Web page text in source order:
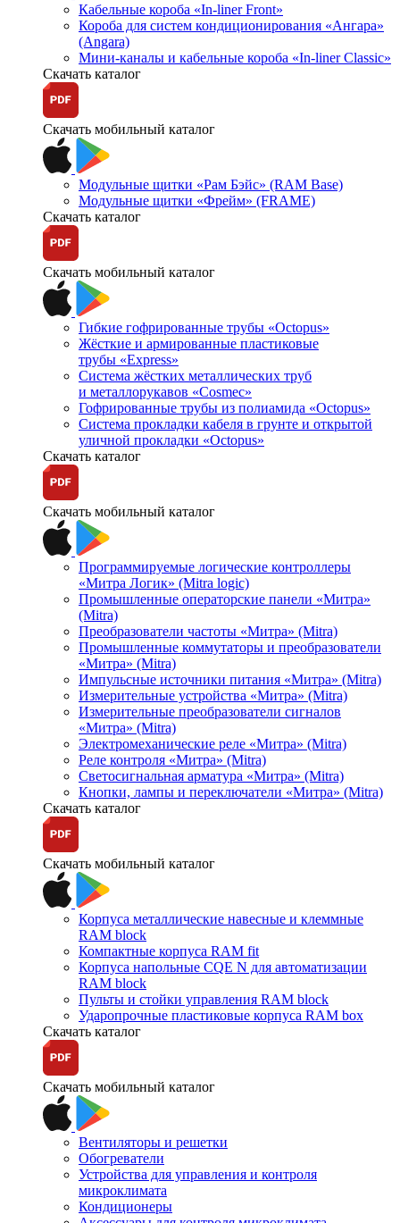
Кабельные короба «In-liner Front»
Короба для систем кондиционирования «Ангара»
(Angara)
Мини-каналы и кабельные короба «In-liner Classic»
Скачать каталог
Скачать мобильный каталог
Модульные щитки «Рам Бэйс» (RAM Base)
Модульные щитки «Фрейм» (FRAME)
Скачать каталог
Скачать мобильный каталог
Гибкие гофрированные трубы «Octopus»
Жёсткие и армированные пластиковые
трубы «Express»
Система жёстких металлических труб
и металлорукавов «Cosmec»
Гофрированные трубы из полиамида «Octopus»
Система прокладки кабеля в грунте и открытой
уличной прокладки «Octopus»
Скачать каталог
Скачать мобильный каталог
Программируемые логические контроллеры
«Митра Логик» (Mitra logic)
Промышленные операторские панели «Митра»
(Mitra)
Преобразователи частоты «Митра» (Mitra)
Промышленные коммутаторы и преобразователи
«Митра» (Mitra)
Импульсные источники питания «Митра» (Mitra)
Измерительные устройства «Митра» (Mitra)
Измерительные преобразователи сигналов
«Митра» (Mitra)
Электромеханические реле «Митра» (Mitra)
Реле контроля «Митра» (Mitra)
Светосигнальная арматура «Митра» (Mitra)
Кнопки, лампы и переключатели «Митра» (Mitra)
Скачать каталог
Скачать мобильный каталог
Корпуса металлические навесные и клеммные
RAM block
Компактные корпуса RAM fit
Корпуса напольные CQE N для автоматизации
RAM block
Пульты и стойки управления RAM block
Ударопрочные пластиковые корпуса RAM box
Скачать каталог
Скачать мобильный каталог
Вентиляторы и решетки
Обогреватели
Устройства для управления и контроля
микроклимата
Кондиционеры